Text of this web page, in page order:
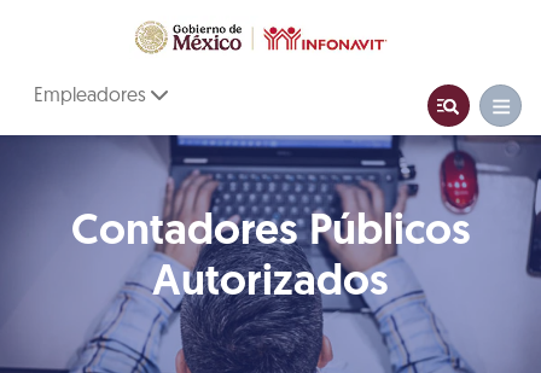
Empleadores
Contadores Públicos
Autorizados